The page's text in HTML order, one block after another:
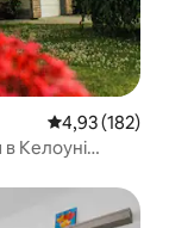
Середня
4,93 (182)
Келоуні